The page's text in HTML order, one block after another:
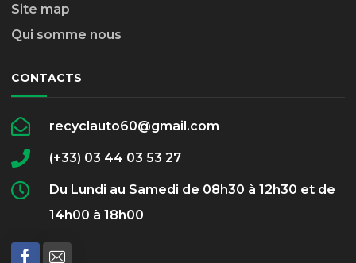
Site map
Qui somme nous
CONTACTS
recyclauto60@gmail.com
(+33) 03 44 03 53 27
Du Lundi au Samedi de 08h30 à 12h30 et de
14h00 à 18h00